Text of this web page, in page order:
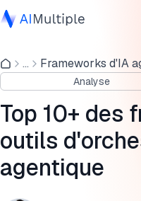
IA agentique
cybersécurité
Données
Logiciel d'entreprise
Services
... Frameworks d'IA
Analyse
Top 10+ des
outils
agentique
Qu'est-ce que
Outils et frameworks
Protocoles de